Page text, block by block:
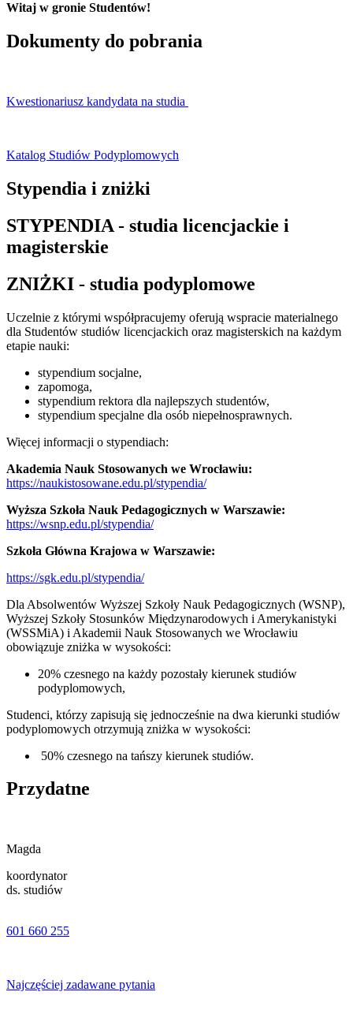
Witaj w gronie Studentów!
Dokumenty do pobrania
Kwestionariusz kandydata na studia
Katalog Studiów Podyplomowych
Stypendia i zniżki
STYPENDIA - studia licencjackie i
magisterskie
ZNIŻKI - studia podyplomowe
Uczelnie z którymi współpracujemy oferują wspracie materialnego
dla Studentów studiów licencjackich oraz magisterskich na każdym
etapie nauki:
stypendium socjalne,
zapomoga,
stypendium rektora dla najlepszych studentów,
stypendium specjalne dla osób niepełnosprawnych.
Więcej informacji o stypendiach:
Akademia Nauk Stosowanych we Wrocławiu:
https://naukistosowane.edu.pl/stypendia/
Wyższa Szkoła Nauk Pedagogicznych w Warszawie:
https://wsnp.edu.pl/stypendia/
Szkoła Główna Krajowa w Warszawie:
https://sgk.edu.pl/stypendia/
Dla Absolwentów Wyższej Szkoły Nauk Pedagogicznych (WSNP),
Wyższej Szkoły Stosunków Międzynarodowych i Amerykanistyki
(WSSMiA) i Akademii Nauk Stosowanych we Wrocławiu
obowiązuje zniżka w wysokości:
20% czesnego na każdy pozostały kierunek studiów
podyplomowych,
Studenci, którzy zapisują się jednocześnie na dwa kierunki studiów
podyplomowych otrzymują zniżka w wysokości:
50% czesnego na tańszy kierunek studiów.
Przydatne
Magda
koordynator
ds. studiów
601 660 255
Najczęściej zadawane pytania